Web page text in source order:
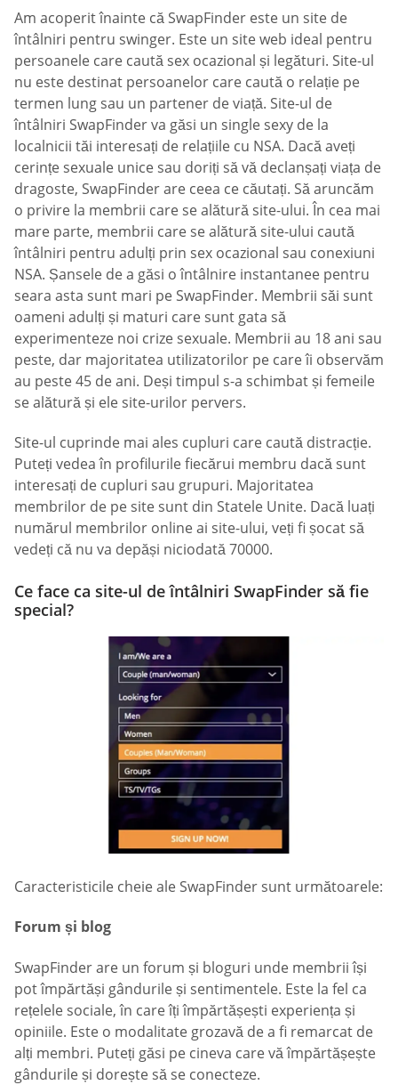
Am acoperit înainte că SwapFinder este un site de
întâlniri pentru swinger. Este un site web ideal pentru
persoanele care caută sex ocazional și legături. Site-ul
nu este destinat persoanelor care caută o relație pe
termen lung sau un partener de viață. Site-ul de
întâlniri SwapFinder va găsi un single sexy de la
localnicii tăi interesați de relațiile cu NSA. Dacă aveți
cerințe sexuale unice sau doriți să vă declanșați viața de
dragoste, SwapFinder are ceea ce căutați. Să aruncăm
o privire la membrii care se alătură site-ului. În cea mai
mare parte, membrii care se alătură site-ului caută
întâlniri pentru adulți prin sex ocazional sau conexiuni
NSA. Șansele de a găsi o întâlnire instantanee pentru
seara asta sunt mari pe SwapFinder. Membrii săi sunt
oameni adulți și maturi care sunt gata să
experimenteze noi crize sexuale. Membrii au 18 ani sau
peste, dar majoritatea utilizatorilor pe care îi observăm
au peste 45 de ani. Deși timpul s-a schimbat și femeile
se alătură și ele site-urilor pervers.
Site-ul cuprinde mai ales cupluri care caută distracție.
Puteți vedea în profilurile fiecărui membru dacă sunt
interesați de cupluri sau grupuri. Majoritatea
membrilor de pe site sunt din Statele Unite. Dacă luați
numărul membrilor online ai site-ului, veți fi șocat să
vedeți că nu va depăși niciodată 70000.
Ce face ca site-ul de întâlniri SwapFinder să fie
special?
Caracteristicile cheie ale SwapFinder sunt următoarele:
Forum și blog
SwapFinder are un forum și bloguri unde membrii își
pot împărtăși gândurile și sentimentele. Este la fel ca
rețelele sociale, în care îți împărtășești experiența și
opiniile. Este o modalitate grozavă de a fi remarcat de
alți membri. Puteți găsi pe cineva care vă împărtășește
gândurile și dorește să se conecteze.